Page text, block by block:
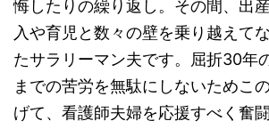
悔したりの繰り返し。その間、出
入や育児と数々の壁を乗り越えて
たサラリーマン夫です。屈折30年
までの苦労を無駄にしないためこ
げて、看護師夫婦を応援すべく奮